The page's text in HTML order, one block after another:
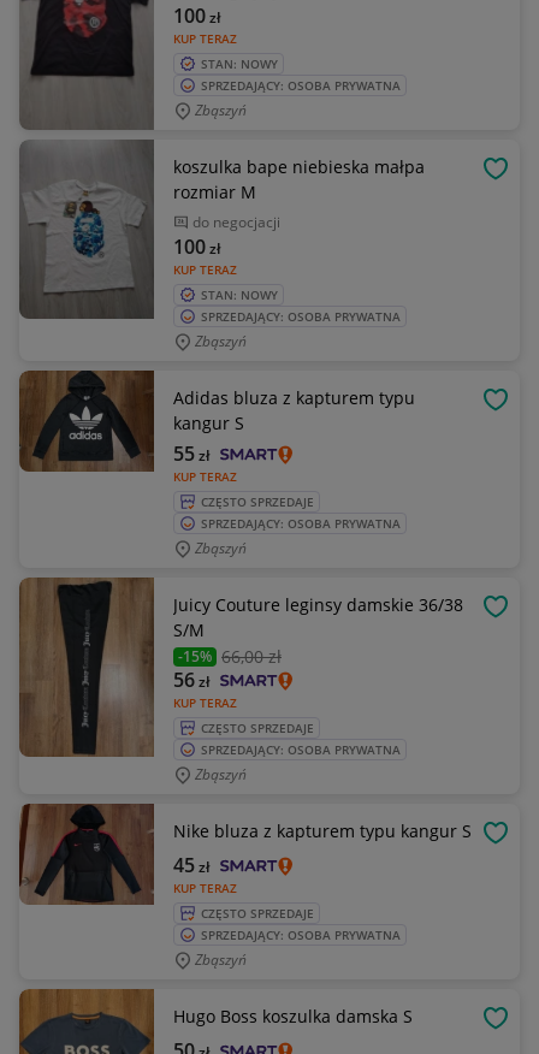
KUP TERAZ
100zł
STAN: NOWY
SPRZEDAJĄCY: OSOBA PRYWATNA
Zbąszyń
koszulka bape niebieska małpa
rozmiar M
do negocjacji
KUP TERAZ
100zł
STAN: NOWY
SPRZEDAJĄCY: OSOBA PRYWATNA
Zbąszyń
Adidas bluza z kapturem typu
kangur S
KUP TERAZ
55zł
CZĘSTO SPRZEDAJE
SPRZEDAJĄCY: OSOBA PRYWATNA
Zbąszyń
Juicy Couture leginsy damskie 36/38
S/M
-15% 66,00 zł
KUP TERAZ
56zł
CZĘSTO SPRZEDAJE
SPRZEDAJĄCY: OSOBA PRYWATNA
Zbąszyń
Nike bluza z kapturem typu kangur S
KUP TERAZ
45zł
CZĘSTO SPRZEDAJE
SPRZEDAJĄCY: OSOBA PRYWATNA
Zbąszyń
Hugo Boss koszulka damska S